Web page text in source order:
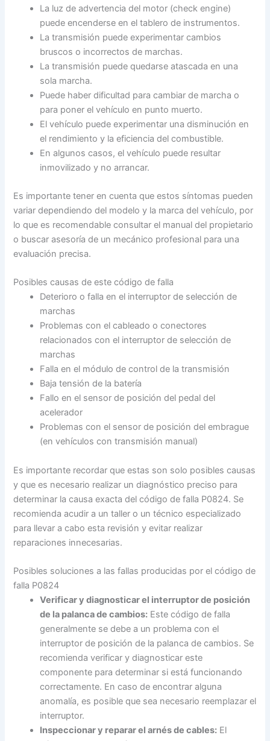
La luz de advertencia del motor (check engine)
puede encenderse en el tablero de instrumentos.
La transmisión puede experimentar cambios
bruscos o incorrectos de marchas.
La transmisión puede quedarse atascada en una
sola marcha.
Puede haber dificultad para cambiar de marcha o
para poner el vehículo en punto muerto.
El vehículo puede experimentar una disminución en
el rendimiento y la eficiencia del combustible.
En algunos casos, el vehículo puede resultar
inmovilizado y no arrancar.
Es importante tener en cuenta que estos síntomas pueden
variar dependiendo del modelo y la marca del vehículo, por
lo que es recomendable consultar el manual del propietario
o buscar asesoría de un mecánico profesional para una
evaluación precisa.
Posibles causas de este código de falla
Deterioro o falla en el interruptor de selección de
marchas
Problemas con el cableado o conectores
relacionados con el interruptor de selección de
marchas
Falla en el módulo de control de la transmisión
Baja tensión de la batería
Fallo en el sensor de posición del pedal del
acelerador
Problemas con el sensor de posición del embrague
(en vehículos con transmisión manual)
Es importante recordar que estas son solo posibles causas
y que es necesario realizar un diagnóstico preciso para
determinar la causa exacta del código de falla P0824. Se
recomienda acudir a un taller o un técnico especializado
para llevar a cabo esta revisión y evitar realizar
reparaciones innecesarias.
Posibles soluciones a las fallas producidas por el código de
falla P0824
Verificar y diagnosticar el interruptor de posición
de la palanca de cambios: Este código de falla
generalmente se debe a un problema con el
interruptor de posición de la palanca de cambios. Se
recomienda verificar y diagnosticar este
componente para determinar si está funcionando
correctamente. En caso de encontrar alguna
anomalía, es posible que sea necesario reemplazar el
interruptor.
Inspeccionar y reparar el arnés de cables: El